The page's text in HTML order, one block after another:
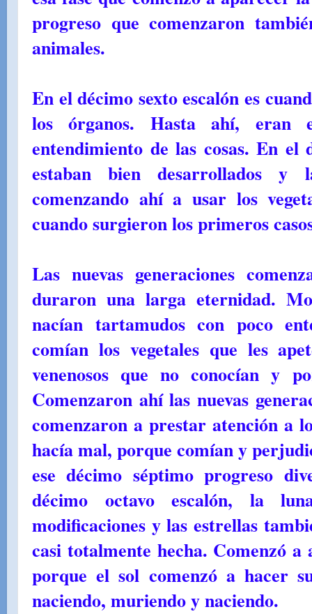
progreso que comenzaron
animales.
En el décimo sexto escalón es
los órganos. Hasta ahí, eran
entendimiento de las cosas. En el
estaban bien desarrollados y
comenzando ahí a usar los
cuando surgieron los primeros
Las nuevas generaciones
duraron una larga eternidad.
nacían tartamudos con poco
comían los vegetales que les
venenosos que no conocían y
Comenzaron ahí las nuevas
comenzaron a prestar atención a
hacía mal, porque comían y
ese décimo séptimo progreso
décimo octavo escalón, la
modificaciones y las estrellas
casi totalmente hecha. Comenzó
porque el sol comenzó a hacer
naciendo, muriendo y naciendo.